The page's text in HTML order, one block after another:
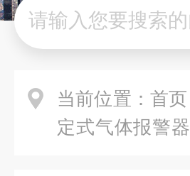
当前位置： 首页
定式气体报警器